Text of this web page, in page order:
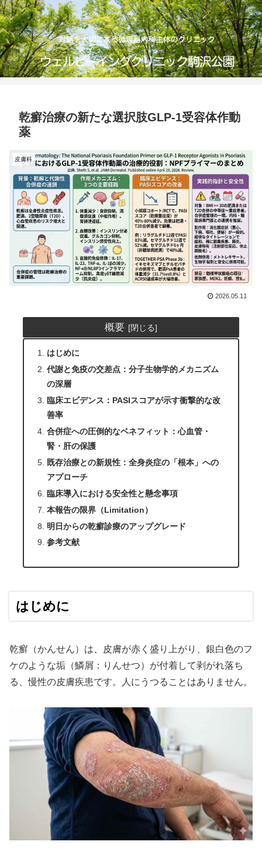
乾癬治療の新たな選択肢GLP-1受容体作動
薬
皮膚科
2026.05.11
概要
はじめに
代謝と免疫の交差点：分子生物学的メカニズム
の深層
臨床エビデンス：PASIスコアが示す衝撃的な改
善率
合併症への圧倒的なベネフィット：心血管・
腎・肝の保護
既存治療との新規性：全身炎症の「根本」への
アプローチ
臨床導入における安全性と懸念事項
本報告の限界（Limitation）
明日からの乾癬診療のアップグレード
参考文献
はじめに
乾癬（かんせん）は、皮膚が赤く盛り上がり、銀白色のフ
ケのような垢（鱗屑：りんせつ）が付着して剥がれ落ち
る、慢性の皮膚疾患です。人にうつることはありません。